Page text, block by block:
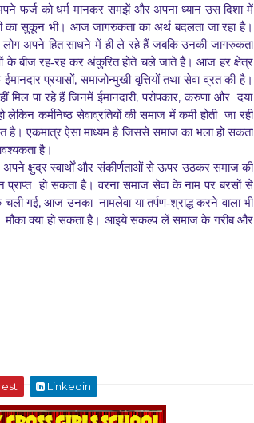
फर्ज को धर्म मानकर समझें और अपना ध्यान उस दिशा में
कासुकून भी। आज जागरुकता का अर्थ बदलता जा रहा है।
लोग अपने हित साधने में ही ले रहे हैं जबकि उनकी जागरुकता
के बीज रह-रह करअंकुरित होते चले जाते हैं। आज हर क्षेत्र
प्रयासों,समाजोन्मुखी वृत्तियों तथासेवा व्रत की है।
मिल पा रहे हैं जिनमें ईमानदारी,परोपकार,करुणा और
दया
लेकिन कर्मनिष्ठ सेवाव्रतियों की समाज में कमी होती जा रही
है। एकमात्र ऐसा माध्यम है जिससे समाज का भला हो सकता
है।
अपने क्षुद्र स्वार्थों और संकीर्णताओं से ऊपर उठकर समाज की
प्राप्त
हो सकता है। वरना समाज सेवा के नाम पर बरसों से
चली गई,आज उनका नामलेवा या तर्पण-श्राद्ध करने वाला भी
मौका क्या हो सकता है। आइये संकल्प लें समाज के गरीब और
Linkedin